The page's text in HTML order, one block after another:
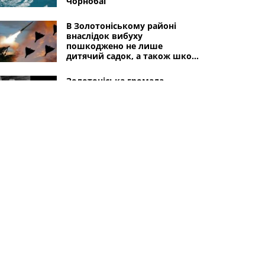
В Золотоніському районі
внаслідок вибуху
пошкоджено не лише
дитячий садок, а також школу
Золотоніська громада